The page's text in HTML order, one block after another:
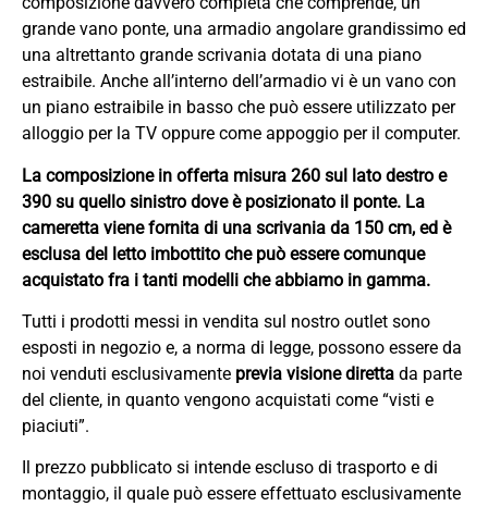
grande vano ponte, una armadio angolare grandissimo ed
una altrettanto grande scrivania dotata di una piano
estraibile. Anche all’interno dell’armadio vi è un vano con
un piano estraibile in basso che può essere utilizzato per
alloggio per la TV oppure come appoggio per il computer.
La composizione in offerta misura 260 sul lato destro e
390 su quello sinistro dove è posizionato il ponte. La
cameretta viene fornita di una scrivania da 150 cm, ed è
esclusa del letto imbottito che può essere comunque
acquistato fra i tanti modelli che abbiamo in gamma.
Tutti i prodotti messi in vendita sul nostro outlet sono
esposti in negozio e, a norma di legge, possono essere da
noi venduti esclusivamente previa visione diretta da parte
del cliente, in quanto vengono acquistati come “visti e
piaciuti”.
Il prezzo pubblicato si intende escluso di trasporto e di
montaggio, il quale può essere effettuato esclusivamente